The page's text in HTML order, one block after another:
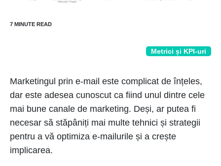
Metrici și KPI-uri
Marketingul prin e-mail este complicat de înțeles,
dar este adesea cunoscut ca fiind unul dintre cele
mai bune canale de marketing. Deși, ar putea fi
necesar să stăpâniți mai multe tehnici și strategii
pentru a vă optimiza e-mailurile și a crește
implicarea.